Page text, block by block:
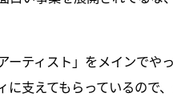
ーティスト」をメインでや
に支えてもらっているので